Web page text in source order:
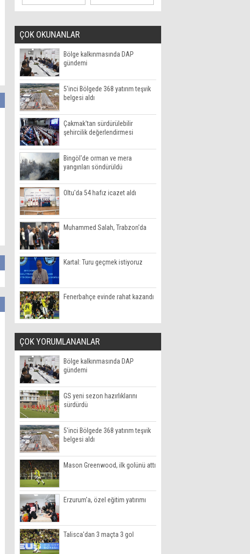
ÇOK OKUNANLAR
Bölge kalkınmasında DAP
gündemi
5'inci Bölgede 368 yatırım teşvik
belgesi aldı
Çakmak'tan sürdürülebilir
şehircilik değerlendirmesi
Bingöl'de orman ve mera
yangınları söndürüldü
Oltu'da 54 hafız icazet aldı
Muhammed Salah, Trabzon'da
Kartal: Turu geçmek istiyoruz
Fenerbahçe evinde rahat kazandı
ÇOK YORUMLANANLAR
Bölge kalkınmasında DAP
gündemi
GS yeni sezon hazırlıklarını
sürdürdü
5'inci Bölgede 368 yatırım teşvik
belgesi aldı
Mason Greenwood, ilk golünü attı
Erzurum'a, özel eğitim yatırımı
Talisca'dan 3 maçta 3 gol